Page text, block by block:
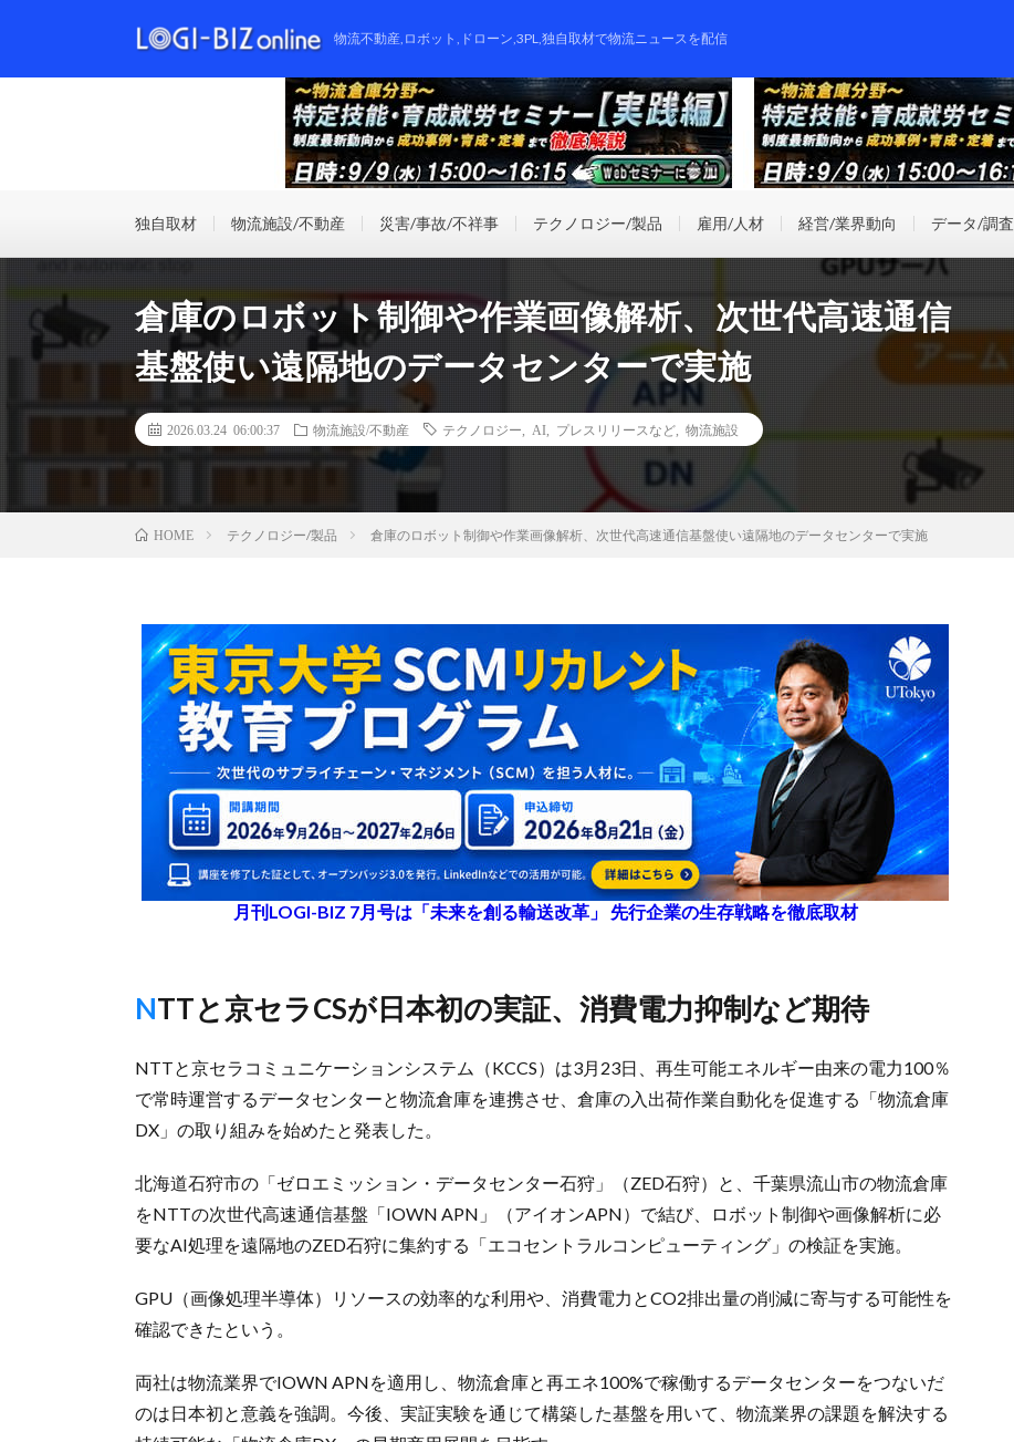
物流不動産,ロボット,ドローン,3PL,独自取材で物流ニュースを配信
独自取材 物流施設/不動産 災害/事故/不祥事 テクノロジー/製品 雇用/人材 経営/業界動向 データ/調査
倉庫のロボット制御や作業画像解析、次世代高速通信
基盤使い遠隔地のデータセンターで実施
2026.03.24 06:00:37 物流施設/不動産 テクノロジー AI プレスリリースなど 物流施設
HOME テクノロジー/製品 倉庫のロボット制御や作業画像解析、次世代高速通信基盤使い遠隔地のデータセンターで実施
月刊LOGI-BIZ 7月号は「未来を創る輸送改革」 先行企業の生存戦略を徹底取材
NTTと京セラCSが日本初の実証、消費電力抑制など期待
NTTと京セラコミュニケーションシステム（KCCS）は3月23日、再生可能エネルギー由来の電力100％
で常時運営するデータセンターと物流倉庫を連携させ、倉庫の入出荷作業自動化を促進する「物流倉庫
DX」の取り組みを始めたと発表した。
北海道石狩市の「ゼロエミッション・データセンター石狩」（ZED石狩）と、千葉県流山市の物流倉庫
をNTTの次世代高速通信基盤「IOWN APN」（アイオンAPN）で結び、ロボット制御や画像解析に必
要なAI処理を遠隔地のZED石狩に集約する「エコセントラルコンピューティング」の検証を実施。
GPU（画像処理半導体）リソースの効率的な利用や、消費電力とCO2排出量の削減に寄与する可能性を
確認できたという。
両社は物流業界でIOWN APNを適用し、物流倉庫と再エネ100%で稼働するデータセンターをつないだ
のは日本初と意義を強調。今後、実証実験を通じて構築した基盤を用いて、物流業界の課題を解決する